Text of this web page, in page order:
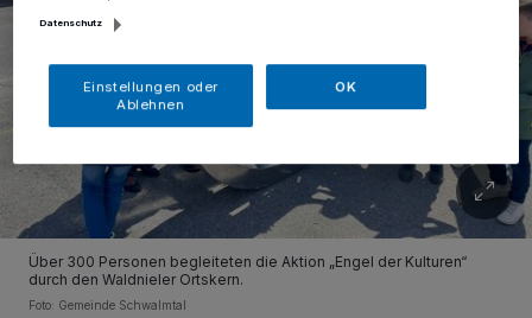
Über 300 Personen begleiteten die Aktion „Engel der Kulturen“
durch den Waldnieler Ortskern.
Foto: Gemeinde Schwalmtal
Datenschutz
Einstellungen oder
Ablehnen
OK